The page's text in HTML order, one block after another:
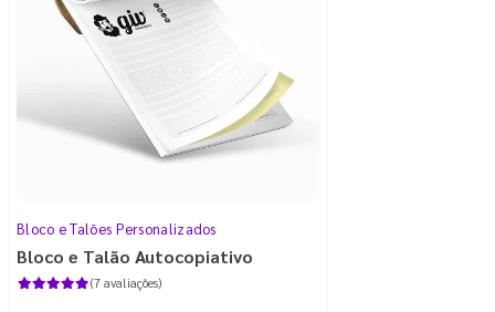
Bloco e Talões Personalizados
Bloco e Talão Autocopiativo
(7 avaliações)